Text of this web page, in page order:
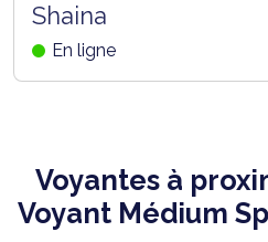
Shaina
En ligne
Voyantes à
Voyant Médium